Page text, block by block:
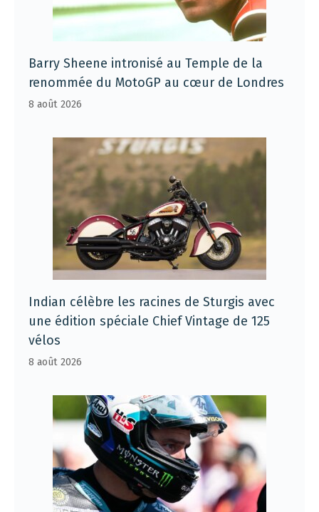
Barry Sheene intronisé au Temple de la
renommée du MotoGP au cœur de Londres
8 août 2026
Indian célèbre les racines de Sturgis avec
une édition spéciale Chief Vintage de 125
vélos
8 août 2026